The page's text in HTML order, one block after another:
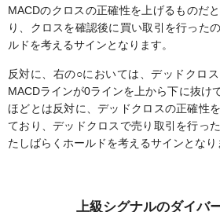
MACDのクロスの正確性を上げるものだ
り、クロスを確認後に買い取引を行った
ルドを考えるサインとなります。
反対に、右の○においては、デッドクロ
MACDラインが0ラインを上から下に抜け
ほどとは反対に、デッドクロスの正確性
ており、デッドクロスで売り取引を行っ
たしばらくホールドを考えるサインとなり
上級シグナルのダイバ